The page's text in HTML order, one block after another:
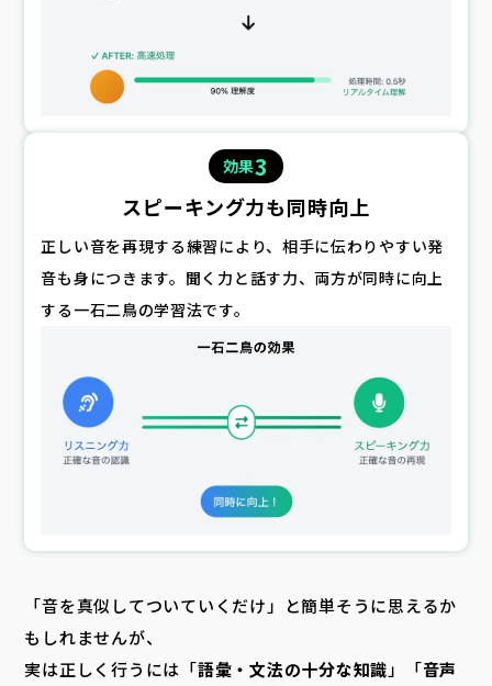
効果3
スピーキング力も同時向上
正しい音を再現する練習により、相手に伝わりやすい発
音も身につきます。聞く力と話す力、両方が同時に向上
する一石二鳥の学習法です。
「音を真似してついていくだけ」と簡単そうに思えるか
もしれませんが、
実は正しく行うには「語彙・文法の十分な知識 」「音声